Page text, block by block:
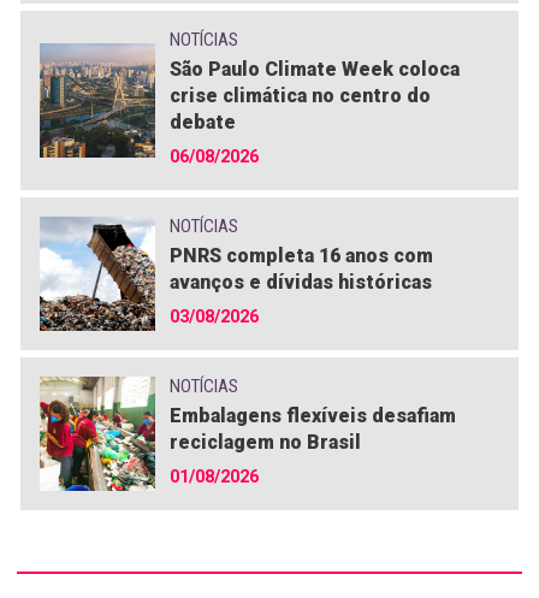
NOTÍCIAS
São Paulo Climate Week coloca
crise climática no centro do
debate
06/08/2026
NOTÍCIAS
PNRS completa 16 anos com
avanços e dívidas históricas
03/08/2026
NOTÍCIAS
Embalagens flexíveis desafiam
reciclagem no Brasil
01/08/2026